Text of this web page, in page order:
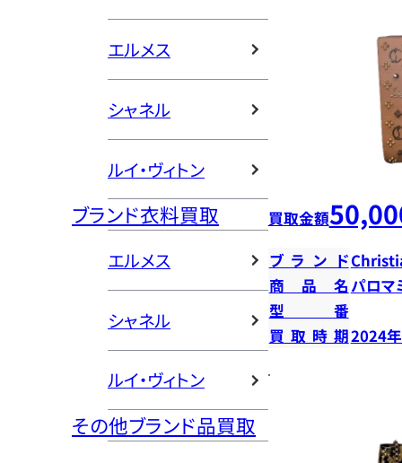
エルメス
シャネル
ルイ・ヴィトン
ブランド衣料買取
エルメス
シャネル
ルイ・ヴィトン
その他ブランド品買取
買取金額
ブランド
商品名パロマ
型番
買取時期2024